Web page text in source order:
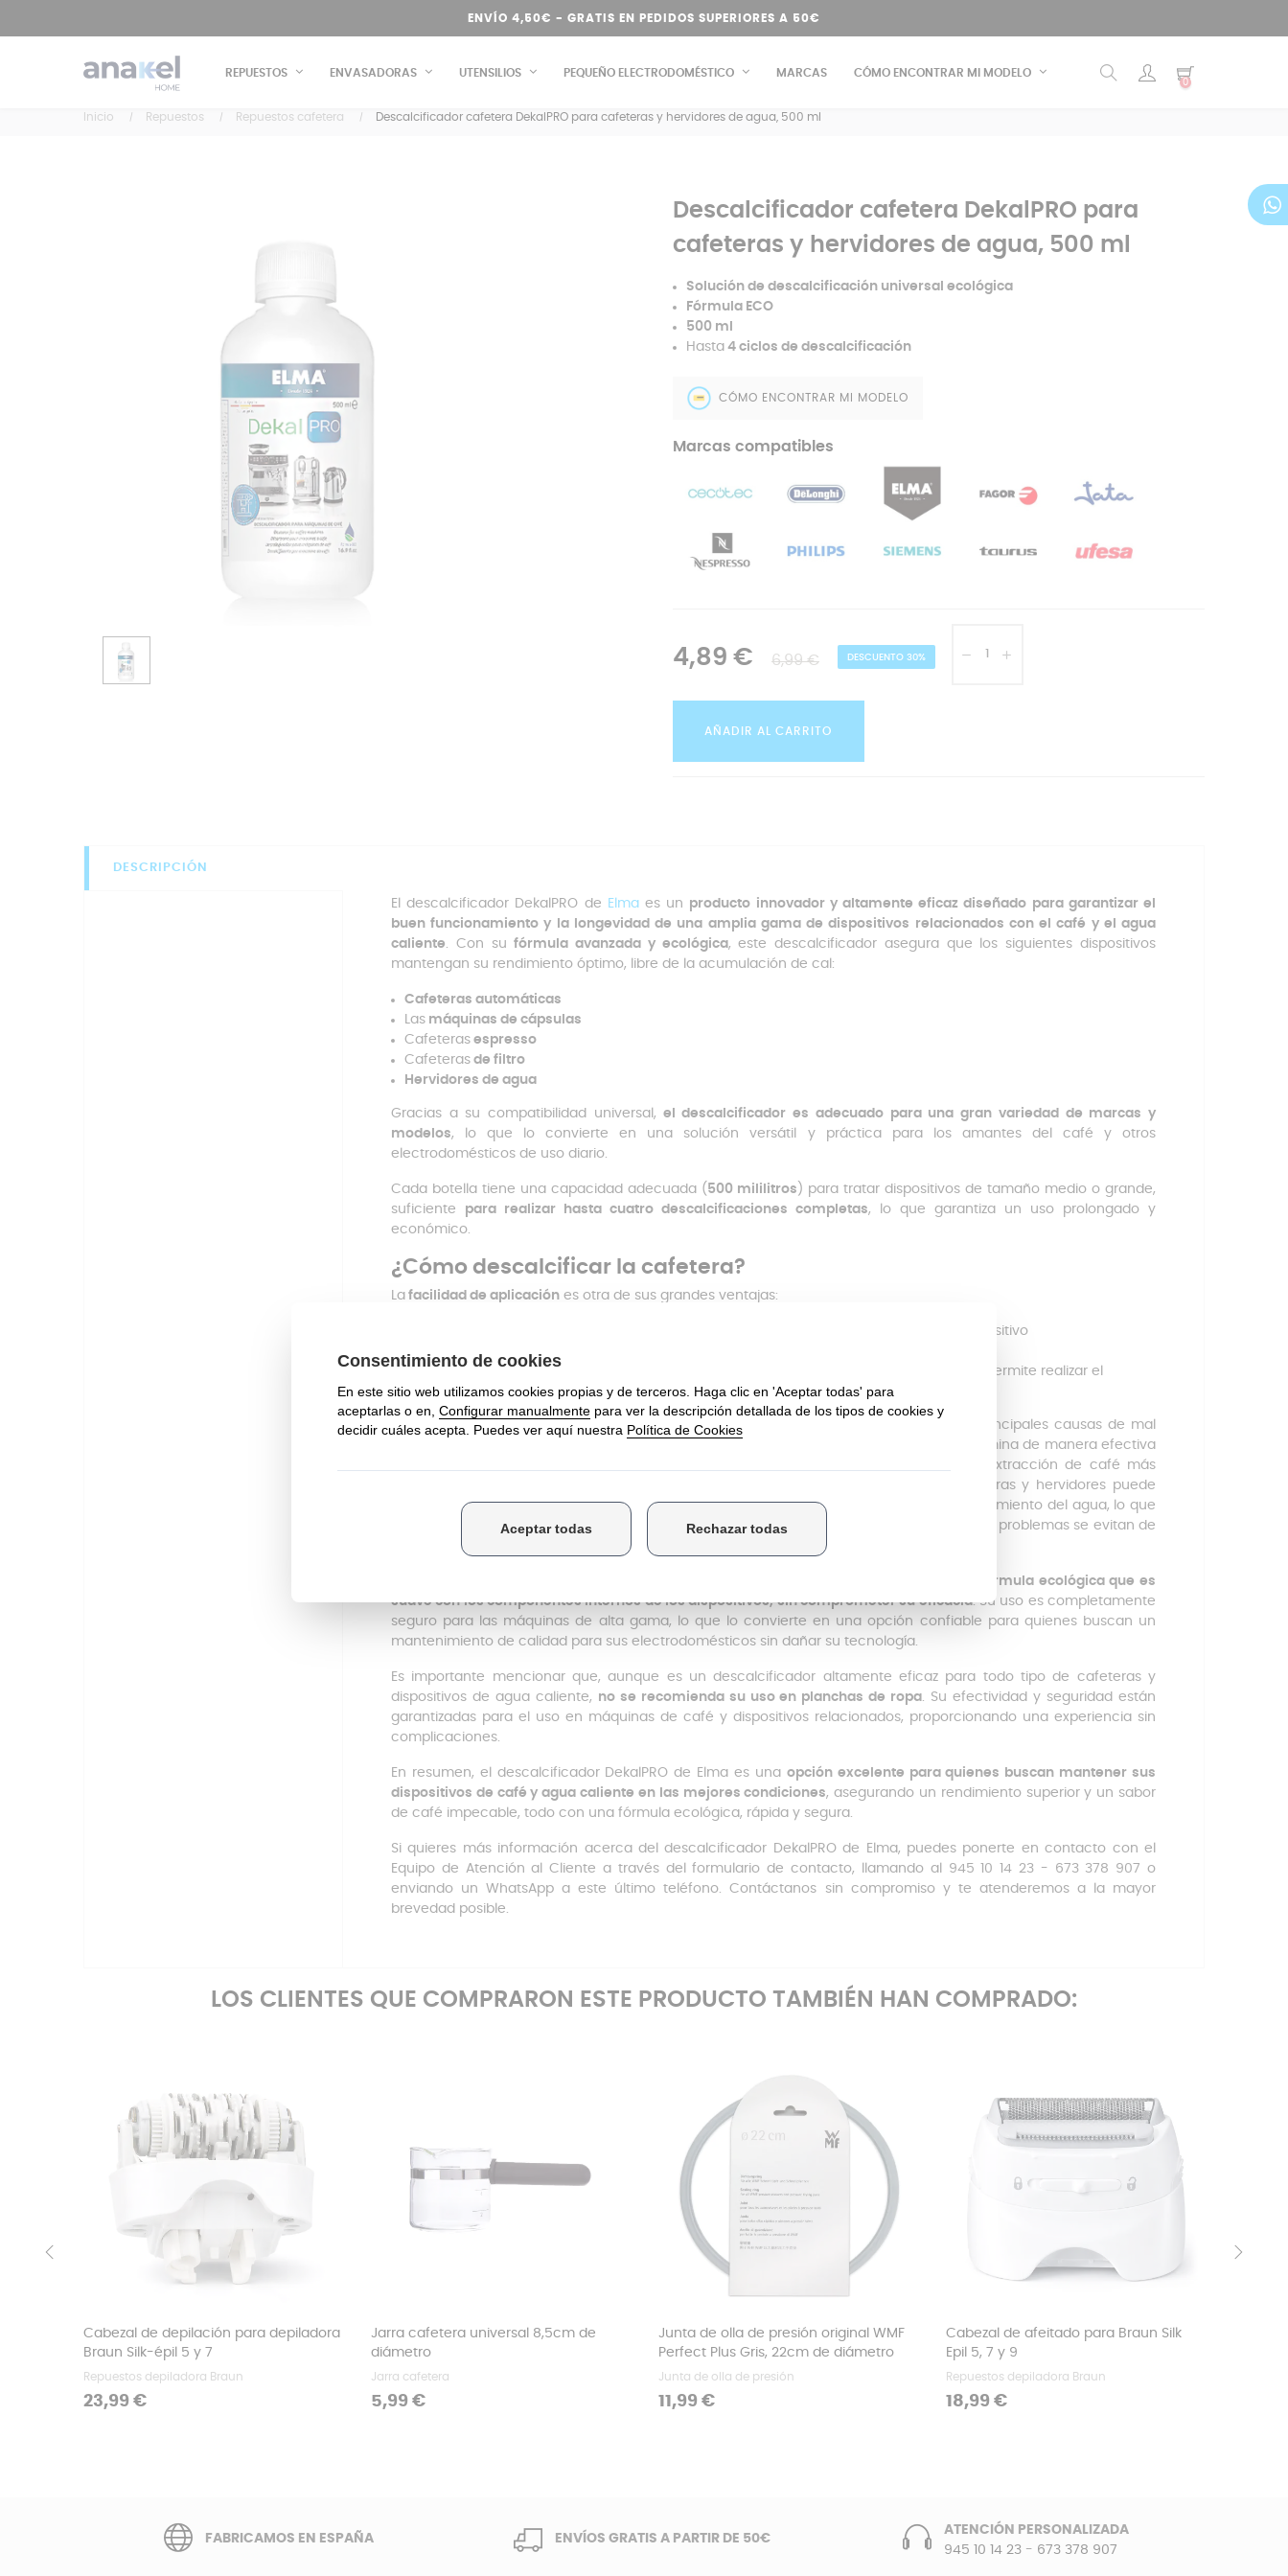
ENVÍO 4,50€ - GRATIS EN PEDIDOS SUPERIORES A 50€
REPUESTOS ENVASADORAS UTENSILIOS PEQUEÑO ELECTRODOMÉSTICO MARCAS CÓMO ENCONTRAR MI MODELO
0
Inicio Repuestos Repuestos cafetera Descalcificador cafetera DekalPRO para cafeteras y hervidores de agua, 500 ml
Descalcificador cafetera DekalPRO para
cafeteras y hervidores de agua, 500 ml
Solución de descalcificación universal ecológica
Fórmula ECO
500 ml
Hasta4 ciclos de descalcificación
CÓMO ENCONTRAR MI MODELO
Marcas compatibles
4,89 € 6,99 € DESCUENTO 30%
AÑADIR AL CARRITO
DESCRIPCIÓN
El descalcificador DekalPRO de Elmaes un producto innovador y altamente eficaz diseñado para garantizar el
buen funcionamiento y la longevidad de una amplia gama de dispositivos relacionados con el café y el agua
caliente . Con sufórmula avanzada y ecológica, este descalcificador asegura que los siguientes dispositivos
mantengan su rendimiento óptimo, libre de la acumulación de cal:
Cafeteras automáticas
Las máquinas de cápsulas
Cafeteras espresso
Cafeteras de filtro
Hervidores de agua
Gracias a su compatibilidad universal, el descalcificador es adecuado para una gran variedad de marcas y
modelos, lo que lo convierte en una solución versátil y práctica para los amantes del café y otros
electrodomésticos de uso diario.
Cada botella tiene una capacidad adecuada ( 500 mililitros ) para tratar dispositivos de tamaño medio o grande,
suficiente para realizar hasta cuatro descalcificaciones completas, lo que garantiza un uso prolongado y
económico.
¿Cómo descalcificar la cafetera?
La facilidad de aplicación es otra de sus grandes ventajas:
de agua del dispositivo
Después, basta conseguir las instrucciones de descalcificación de la máquina
, lo que permite realizar el
proceso de manera rápida y sencilla sin complicaciones adicionales
El descalcificador DekalPRO destaca por su potente acción contra la cal, una de las principales causas de mal
funcionamiento en las cafeteras y dispositivos de agua caliente. Su fórmula avanzada elimina de manera efectiva
los depósitos de cal, mejorando el rendimiento de las máquinas y asegurando una extracción de café más
eficiente y con un sabor más fresco y delicioso. La acumulación de cal en las cafeteras y hervidores puede
afectar no solo la calidad del café, sino también la temperatura y la velocidad de calentamiento del agua, lo que
puede llevar a un desgaste prematuro de los componentes internos. Con DekalPRO, estos problemas se evitan de
manera rápida y efectiva.
fabricado en España y se ha desarrollado con una fórmula ecológica que es
suave con los componentes internos de los dispositivos, sin comprometer su eficacia. Su uso es completamente
seguro para las máquinas de alta gama, lo que lo convierte en una opción confiable para quienes buscan un
mantenimiento de calidad para sus electrodomésticos sin dañar su tecnología.
Es importante mencionar que, aunque es un descalcificador altamente eficaz para todo tipo de cafeteras y
dispositivos de agua caliente, no se recomienda su uso en planchas de ropa . Su efectividad y seguridad están
garantizadas para el uso en máquinas de café y dispositivos relacionados, proporcionando una experiencia sin
complicaciones.
En resumen, el descalcificador DekalPRO de Elma es una opción excelente para quienes buscan mantener sus
dispositivos de café y agua caliente en las mejores condiciones, asegurando un rendimiento superior y un sabor
de café impecable, todo con una fórmula ecológica, rápida y segura.
Si quieres más información acerca del descalcificador DekalPRO de Elma, puedes ponerte en contacto con el
Equipo de Atención al Cliente a través del formulario de contacto, llamando al 945 10 14 23 - 673 378 907 o
enviando un WhatsApp a este último teléfono. Contáctanos sin compromiso y te atenderemos a la mayor
brevedad posible.
LOS CLIENTES QUE COMPRARON ESTE PRODUCTO TAMBIÉN HAN COMPRADO:
Cabezal de depilación para depiladora
Braun Silk-épil 5 y 7
Repuestos depiladora Braun
Precio
23,99 €
Jarra cafetera universal 8,5cm de
diámetro
Jarra cafetera
Precio
5,99 €
Junta de olla de presión original WMF
Perfect Plus Gris, 22cm de diámetro
Junta de olla de presión
Precio
11,99 €
Cabezal de afeitado para Braun Silk
Epil 5, 7 y 9
Repuestos depiladora Braun
Precio
18,99 €
FABRICAMOS EN ESPAÑA ENVÍOS GRATIS A PARTIR DE 50€
ATENCIÓN PERSONALIZADA
945 10 14 23 - 673 378 907